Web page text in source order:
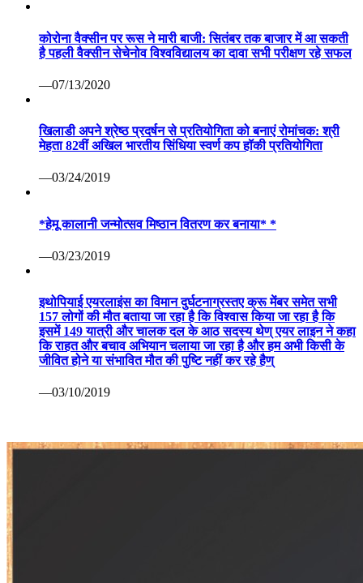
कोरोना वैक्सीन पर रूस ने मारी बाजी: सितंबर तक बाजार में आ सकती
है पहली वैक्सीन सेचेनोव विश्वविद्यालय का दावा सभी परीक्षण रहे सफल
—07/13/2020
खिलाडी अपने श्रेष्ठ प्रदर्षन से प्रतियोगिता को बनाएं रोमांचक: श्री
मेहता 82वीं अखिल भारतीय सिंधिया स्वर्ण कप हॉकी प्रतियोगिता
—03/24/2019
*हेमू कालानी जन्मोत्सव मिष्ठान वितरण कर बनाया* *
—03/23/2019
इथोपियाई एयरलाइंस का विमान दुर्घटनाग्रस्तए क्रू मेंबर समेत सभी
157 लोगों की मौत बताया जा रहा है कि विश्वास किया जा रहा है कि
इसमें 149 यात्री और चालक दल के आठ सदस्य थेण् एयर लाइन ने कहा
कि राहत और बचाव अभियान चलाया जा रहा है और हम अभी किसी के
जीवित होने या संभावित मौत की पुष्टि नहीं कर रहे हैण्
—03/10/2019